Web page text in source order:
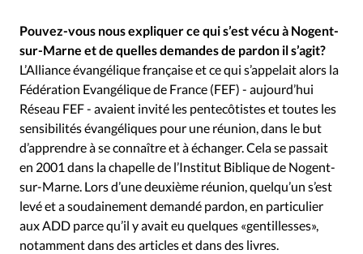
Pouvez-vous nous expliquer ce qui s’est vécu à Nogent-
sur-Marne et de quelles demandes de pardon il s’agit?
L’Alliance évangélique française et ce qui s’appelait alors la
Fédération Evangélique de France (FEF) - aujourd’hui
Réseau FEF - avaient invité les pentecôtistes et toutes les
sensibilités évangéliques pour une réunion, dans le but
d’apprendre à se connaître et à échanger. Cela se passait
en 2001 dans la chapelle de l’Institut Biblique de Nogent-
sur-Marne. Lors d’une deuxième réunion, quelqu’un s’est
levé et a soudainement demandé pardon, en particulier
aux ADD parce qu’il y avait eu quelques «gentillesses»,
notamment dans des articles et dans des livres.